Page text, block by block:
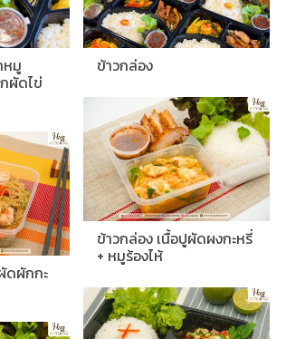
หมู
ผัดไข่
ข้าวกล่อง
ข้าวกล่อง เนื้อปูผัดผงกะหรี่
+ หมูร้องไห้
ดผักกะ